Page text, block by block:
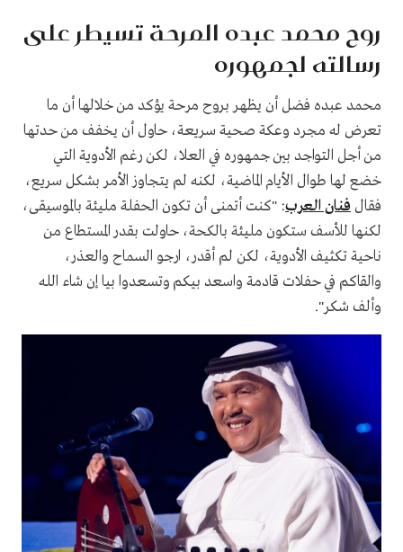
روح محمد عبده المرحة تسيطر على
رسالته لجمهوره
محمد عبده فضل أن يظهر بروح مرحة يؤكد من خلالها أن ما
تعرض له مجرد وعكة صحية سريعة، حاول أن يخفف من حدتها
من أجل التواجد بين جمهوره في العلا، لكن رغم الأدوية التي
خضع لها طوال الأيام الماضية، لكنه لم يتجاوز الأمر بشكل سريع،
فقال فنان العرب: "كنت أتمنى أن تكون الحفلة مليئة بالموسيقى،
لكنها للأسف ستكون مليئة بالكحة، حاولت بقدر المستطاع من
ناحية تكثيف الأدوية، لكن لم أقدر، ارجو السماح والعذر،
والقاكم في حفلات قادمة واسعد بيكم وتسعدوا بيا إن شاء الله
وألف شكر".